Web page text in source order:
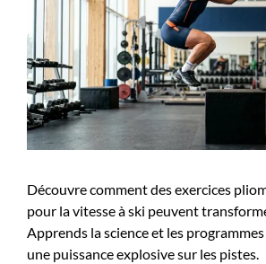
Découvre comment des exercices
pour la vitesse à ski peuvent
Apprends la science et les
une puissance explosive sur les pistes.